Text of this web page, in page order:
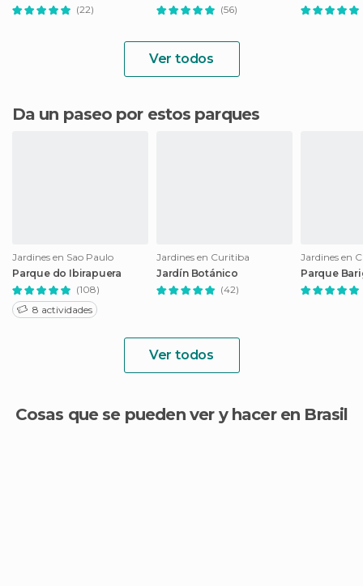
(22)
(56)
Ver todos
Da un paseo por estos parques
Jardines en Sao Paulo
Parque do Ibirapuera
(108)
8 actividades
Jardines en Curitiba
Jardín Botánico
(42)
Jardines en
Parque
Ver todos
Cosas que se pueden ver y hacer en Brasil